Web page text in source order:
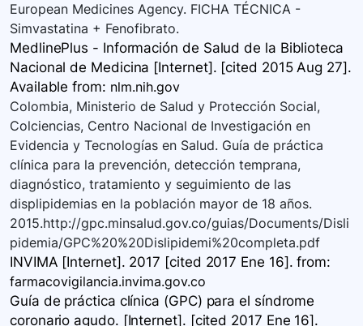
European Medicines Agency. FICHA TÉCNICA -
Simvastatina + Fenofibrato.
MedlinePlus - Información de Salud de la Biblioteca
Nacional de Medicina [Internet]. [cited 2015 Aug 27].
Available from: nlm.nih.gov
Colombia, Ministerio de Salud y Protección Social,
Colciencias, Centro Nacional de Investigación en
Evidencia y Tecnologías en Salud. Guía de práctica
clínica para la prevención, detección temprana,
diagnóstico, tratamiento y seguimiento de las
displipidemias en la población mayor de 18 años.
2015.http://gpc.minsalud.gov.co/guias/Documents/Disli
pidemia/GPC%20%20Dislipidemi%20completa.pdf
INVIMA [Internet]. 2017 [cited 2017 Ene 16]. from:
farmacovigilancia.invima.gov.co
Guía de práctica clínica (GPC) para el síndrome
coronario agudo. [Internet]. [cited 2017 Ene 16].